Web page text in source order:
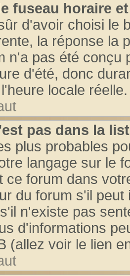
fuseau horaire
d'avoir choisi le
la réponse la
n'a pas été conçu
d'été, donc
locale réelle.
pas dans la
plus probables
langage sur le
ce forum dans
du forum s'il
n'existe pas
d'informations
(allez voir le lien